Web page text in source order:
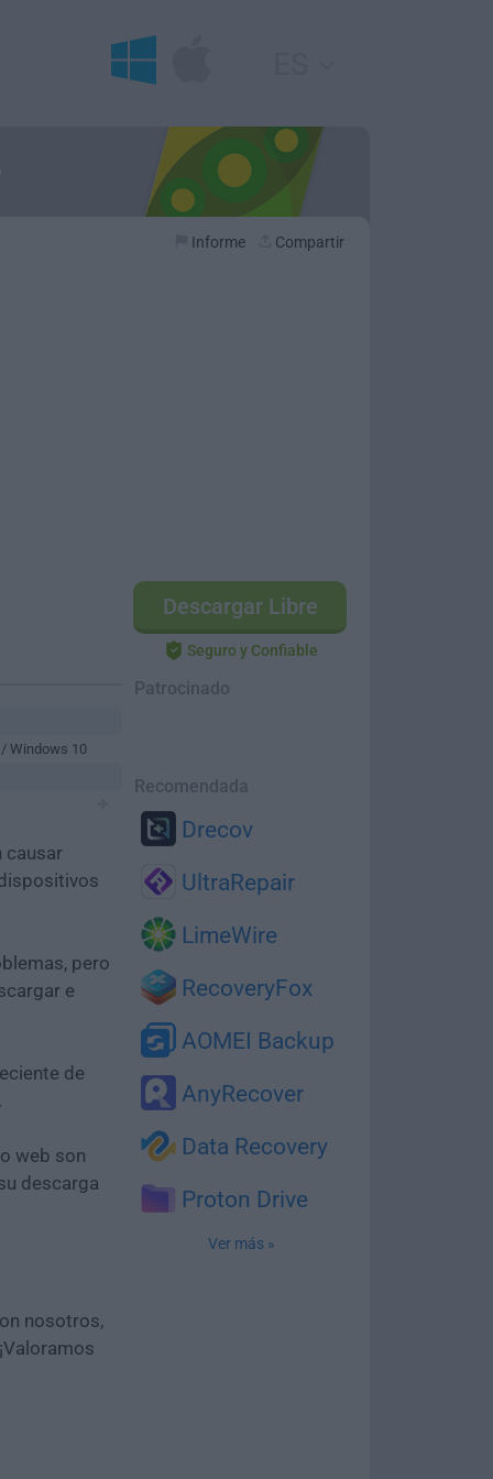
Informe Compartir
Descargar Libre
Seguro y Confiable
Patrocinado
Recomendada
Drecov
UltraRepair
LimeWire
RecoveryFox
AOMEI Backup
AnyRecover
Data Recovery
Proton Drive
Ver más »
Windows 10
causar
pero
e
de
.
web son
descarga
nosotros,